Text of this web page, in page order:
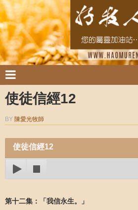
使徒信經12
BY 陳愛光牧師
使徒信經12
第十二集：「我信永生。」